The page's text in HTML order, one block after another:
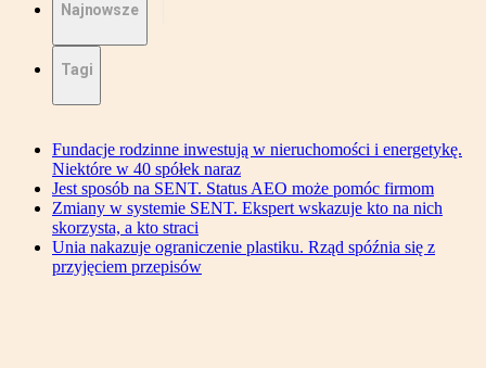
Najnowsze
Tagi
Fundacje rodzinne inwestują w nieruchomości i energetykę.
Niektóre w 40 spółek naraz
Jest sposób na SENT. Status AEO może pomóc firmom
Zmiany w systemie SENT. Ekspert wskazuje kto na nich
skorzysta, a kto straci
Unia nakazuje ograniczenie plastiku. Rząd spóźnia się z
przyjęciem przepisów